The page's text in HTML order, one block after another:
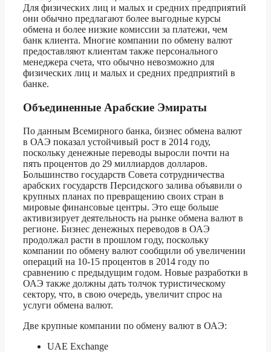
Для физических лиц и малых и средних предприятий
они обычно предлагают более выгодные курсы
обмена и более низкие комиссии за платежи, чем
банк клиента. Многие компании по обмену валют
предоставляют клиентам также персонального
менеджера счета, что обычно невозможно для
физических лиц и малых и средних предприятий в
банке.
Объединенные Арабские Эмираты
По данным Всемирного банка, бизнес обмена валют
в ОАЭ показал устойчивый рост в 2014 году,
поскольку денежные переводы выросли почти на
пять процентов до 29 миллиардов долларов.
Большинство государств Совета сотрудничества
арабских государств Персидского залива объявили о
крупных планах по превращению своих стран в
мировые финансовые центры. Это еще больше
активизирует деятельность на рынке обмена валют в
регионе. Бизнес денежных переводов в ОАЭ
продолжал расти в прошлом году, поскольку
компании по обмену валют сообщили об увеличении
операций на 10-15 процентов в 2014 году по
сравнению с предыдущим годом. Новые разработки в
ОАЭ также должны дать толчок туристическому
сектору, что, в свою очередь, увеличит спрос на
услуги обмена валют.
Две крупные компании по обмену валют в ОАЭ:
UAE Exchange